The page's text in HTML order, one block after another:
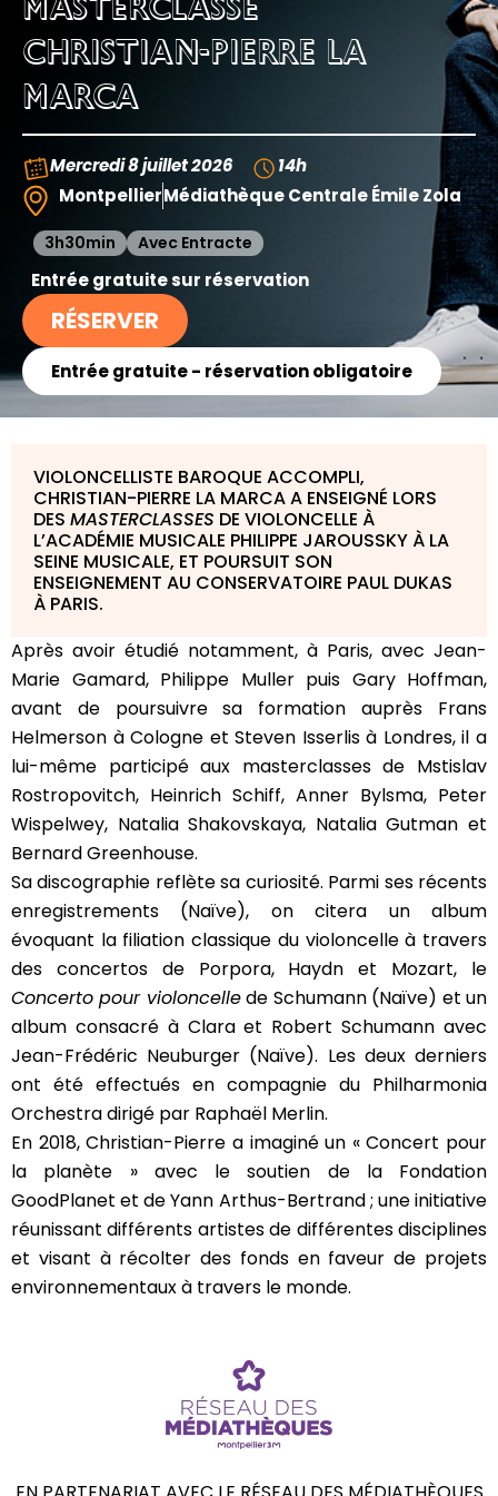
CHRISTIAN-PIERRE LA
MARCA
Mercredi 8 juillet 2026
14h
MontpellierMédiathèque Centrale Émile Zola
3h30min Avec Entracte
Entrée gratuite sur réservation
RÉSERVER
Entrée gratuite - réservation obligatoire
VIOLONCELLISTE BAROQUE ACCOMPLI,
CHRISTIAN-PIERRE LA MARCA A ENSEIGNÉ LORS
DES MASTERCLASSES DE VIOLONCELLE À
L’ACADÉMIE MUSICALE PHILIPPE JAROUSSKY À LA
SEINE MUSICALE, ET POURSUIT SON
ENSEIGNEMENT AU CONSERVATOIRE PAUL DUKAS
À PARIS.
Après avoir étudié notamment, à Paris, avec Jean-
Marie Gamard, Philippe Muller puis Gary Hoffman,
avant de poursuivre sa formation auprès Frans
Helmerson à Cologne et Steven Isserlis à Londres, il a
lui-même participé aux masterclasses de Mstislav
Rostropovitch, Heinrich Schiff, Anner Bylsma, Peter
Wispelwey, Natalia Shakovskaya, Natalia Gutman et
Bernard Greenhouse.
Sa discographie reflète sa curiosité. Parmi ses récents
enregistrements (Naïve), on citera un album
évoquant la filiation classique du violoncelle à travers
des concertos de Porpora, Haydn et Mozart, le
Concerto pour violoncellede Schumann (Naïve) et un
album consacré à Clara et Robert Schumann avec
Jean-Frédéric Neuburger (Naïve). Les deux derniers
ont été effectués en compagnie du Philharmonia
Orchestra dirigé par Raphaël Merlin.
En 2018, Christian-Pierre a imaginé un « Concert pour
la planète » avec le soutien de la Fondation
GoodPlanet et de Yann Arthus-Bertrand ; une initiative
réunissant différents artistes de différentes disciplines
et visant à récolter des fonds en faveur de projets
environnementaux à travers le monde.